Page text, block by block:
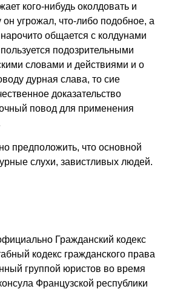
кого-нибудь околдовать и
он угрожал, что-либо подобное, а
общается с колдунами
подозрительными
словами и действиями и о
дурная слава, то сие
доказательство
повод для применения
предположить, что основной
слухи, завистливых людей.
Гражданский кодекс
кодекс гражданского права
группой юристов во время
Французской республики